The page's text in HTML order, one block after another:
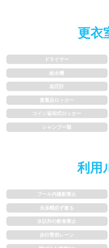
更衣
ドライヤー
給水機
血圧計
貴重品ロッカー
コイン返却式ロッカー
シャンプー類
利用
プール内撮影禁止
水泳帽必ず被る
水以外の飲食禁止
歩行専用レーン
ス
子供向け水泳教室
アクアビクス
レ
浮き輪類
施